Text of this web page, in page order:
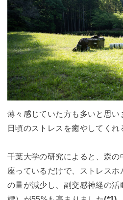
薄々感じていた方も多いと思
日頃のストレスを癒やしてくれ
千葉大学の研究によると、森の
座っているだけで、ストレスホ
の量が減少し、副交感神経の活